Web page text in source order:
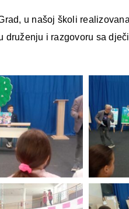
u našoj školi
i razgovoru sa